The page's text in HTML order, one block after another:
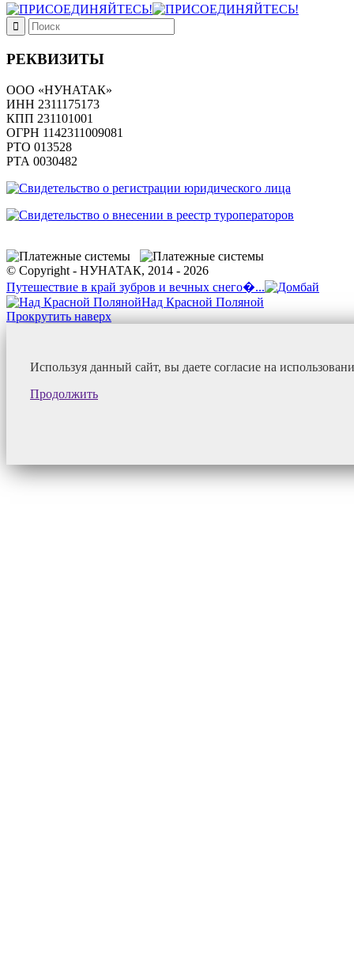
РЕКВИЗИТЫ
ООО «НУНАТАК»
ИНН 2311175173
КПП 231101001
ОГРН 1142311009081
PTO 013528
РТА 0030482
© Copyright - НУНАТАК, 2014 - 2026
Путешествие в край зубров и вечных снего�...
Над Красной Поляной
Прокрутить наверх
Используя данный сайт, вы даете согласие на
Продолжить